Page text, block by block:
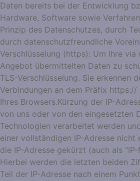
Daten bereits bei der Entwicklung
Hardware, Software sowie
Prinzip des Datenschutzes, durch
durch datenschutzfreundliche
Verschlüsselung (https): Um Ihre via
Angebot übermittelten Daten zu
TLS-Verschlüsselung. Sie erkennen
Verbindungen an dem Präfix
Ihres Browsers.Kürzung der IP-
von uns oder von den eingesetzten
Technologien verarbeitet werden
einer vollständigen IP-Adresse
die IP-Adresse gekürzt (auch als
Hierbei werden die letzten beiden
Teil der IP-Adresse nach einem